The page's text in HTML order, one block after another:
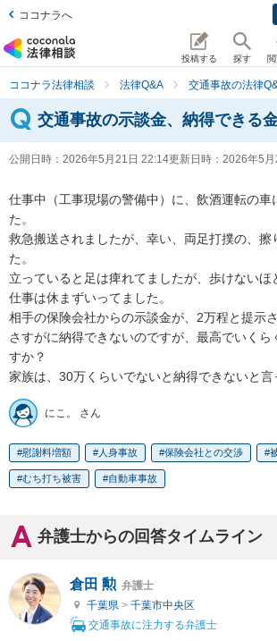
ココナラへ
投稿する 探す
ココナラ法律相談 法律Q&A 交通事故の法律
交通事故の示談金、納得できる
公開日時： 2026年5月21日 22:14更新日時： 2026年5
仕事中（工事現場の警備中）に、飲酒運転の車
た。
救急搬送されましたが、幸い、両足打撲の、擦
た。
立っていると足は痺れてましたが、歩けないほ
仕事は休まずいってました。
相手の保険会社からの示談金が、2万程と提示さ
さすがに納得できないのですが、最高でいくら
すか？
家族は、30万くらいでないと納得できないと言
にこ。 さん
慰謝料増額 人身事故 保険会社との交渉
むち打ち被害 自動車事故
弁護士からの回答タイムライン
倉田 勲 弁護士
千葉県 > 千葉市中央区
交通事故に注力する弁護士